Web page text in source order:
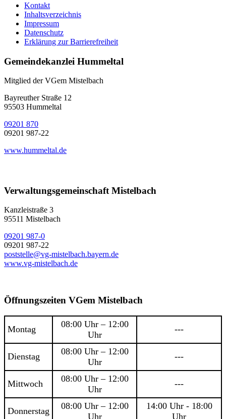
Kontakt
Inhaltsverzeichnis
Impressum
Datenschutz
Erklärung zur Barrierefreiheit
Gemeindekanzlei Hummeltal
Mitglied der VGem Mistelbach
Bayreuther Straße 12
95503 Hummeltal
09201 870
09201 987-22
www.hummeltal.de
Verwaltungsgemeinschaft Mistelbach
Kanzleistraße 3
95511 Mistelbach
09201 987-0
09201 987-22
poststelle@vg-mistelbach.bayern.de
www.vg-mistelbach.de
Öffnungszeiten VGem Mistelbach
Montag
08:00 Uhr – 12:00
Uhr
---
Dienstag
08:00 Uhr – 12:00
Uhr
---
Mittwoch
08:00 Uhr – 12:00
Uhr
---
Donnerstag
08:00 Uhr – 12:00
Uhr
14:00 Uhr - 18:00
Uhr